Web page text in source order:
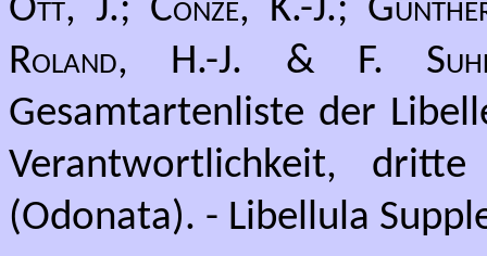
Ott, J.; Conze, K.-J.;
Roland, H.-J. & F.
Gesamtartenliste der
Verantwortlichkeit,
(Odonata). - Libellula